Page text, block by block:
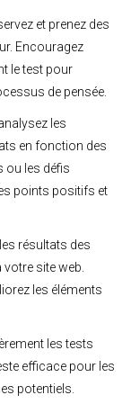
et prenez des
Encouragez
le test pour
de pensée.
les
en fonction des
ou les défis
points positifs et
résultats des
site web.
les éléments
les tests
efficace pour les
potentiels.